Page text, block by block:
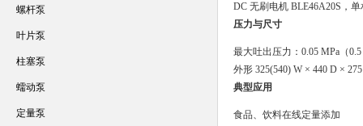
DC 无刷电机 BLE46A20S，
压力与尺寸
最大吐出压力：0.05 MPa（0.5
外形 325(540) W × 440 D ×
典型应用
食品、饮料在线定量添加
螺杆泵
叶片泵
柱塞泵
蠕动泵
定量泵